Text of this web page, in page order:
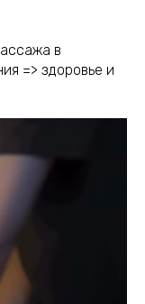
в
=> здоровье и